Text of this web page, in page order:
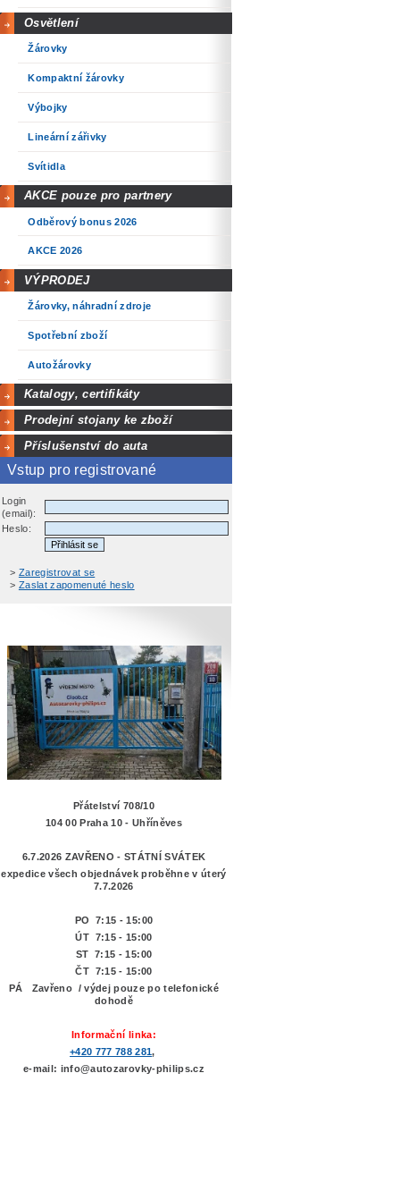
Osvětlení
Žárovky
Kompaktní žárovky
Výbojky
Lineární zářivky
Svítidla
AKCE pouze pro partnery
Odběrový bonus 2026
AKCE 2026
VÝPRODEJ
Žárovky, náhradní zdroje
Spotřební zboží
Autožárovky
Katalogy, certifikáty
Prodejní stojany ke zboží
Příslušenství do auta
Vstup pro registrované
Login
(email):
Heslo:
> Zaregistrovat se
> Zaslat zapomenuté heslo
Přátelství 708/10
104 00 Praha 10 - Uhříněves
6.7.2026 ZAVŘENO - STÁTNÍ SVÁTEK
expedice všech objednávek proběhne v úterý
7.7.2026
PO 7:15 - 15:00
ÚT 7:15 - 15:00
ST 7:15 - 15:00
ČT 7:15 - 15:00
PÁ Zavřeno / výdej pouze po telefonické
dohodě
Informační linka:
+420 777 788 281,
e-mail: info@autozarovky-philips.cz